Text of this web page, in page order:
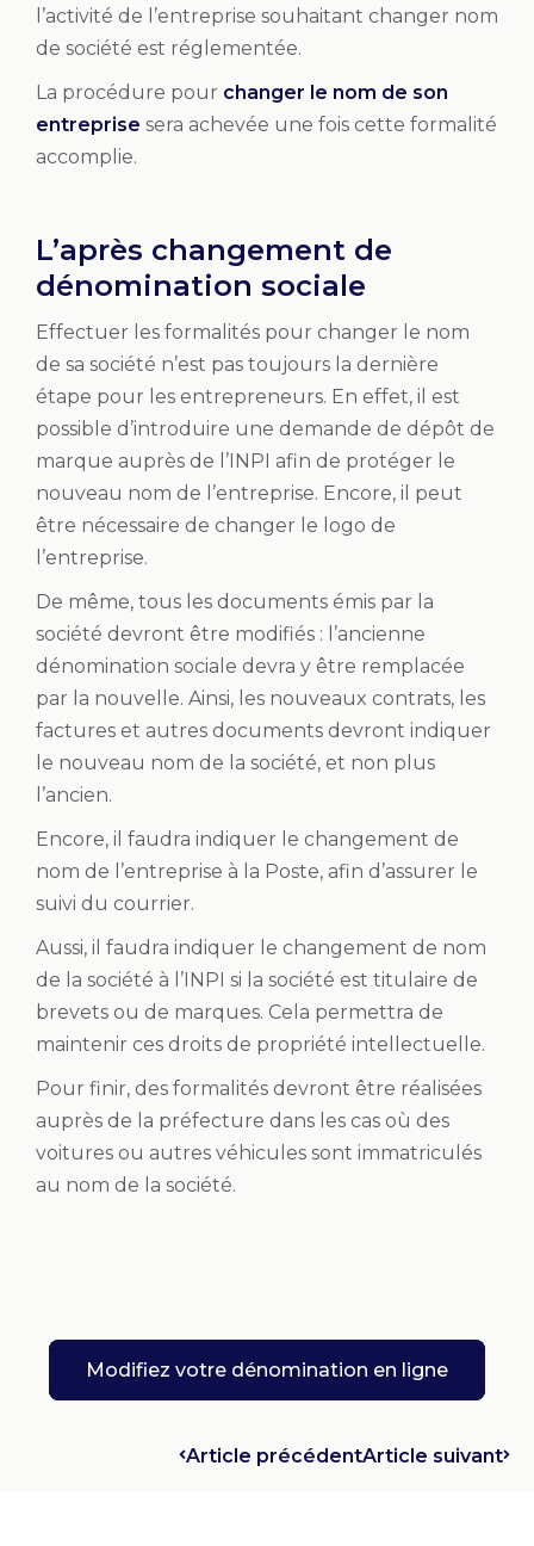
l’activité de l’entreprise souhaitant changer nom
de société est réglementée.
La procédure pour changer le nom de son
entreprise sera achevée une fois cette formalité
accomplie.
L’après changement de
dénomination sociale
Effectuer les formalités pour changer le nom
de sa société n’est pas toujours la dernière
étape pour les entrepreneurs. En effet, il est
possible d’introduire une demande de dépôt de
marque auprès de l’INPI afin de protéger le
nouveau nom de l’entreprise. Encore, il peut
être nécessaire de changer le logo de
l’entreprise.
De même, tous les documents émis par la
société devront être modifiés : l’ancienne
dénomination sociale devra y être remplacée
par la nouvelle. Ainsi, les nouveaux contrats, les
factures et autres documents devront indiquer
le nouveau nom de la société, et non plus
l’ancien.
Encore, il faudra indiquer le changement de
nom de l’entreprise à la Poste, afin d’assurer le
suivi du courrier.
Aussi, il faudra indiquer le changement de nom
de la société à l’INPI si la société est titulaire de
brevets ou de marques. Cela permettra de
maintenir ces droits de propriété intellectuelle.
Pour finir, des formalités devront être réalisées
auprès de la préfecture dans les cas où des
voitures ou autres véhicules sont immatriculés
au nom de la société.
Modifiez votre dénomination en ligne
Article précédentArticle suivant